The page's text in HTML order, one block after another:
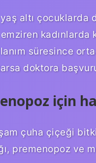
altı çocuklarda
kadınlarda
süresince
doktora
için
çuha çiçeği
premenopoz ve